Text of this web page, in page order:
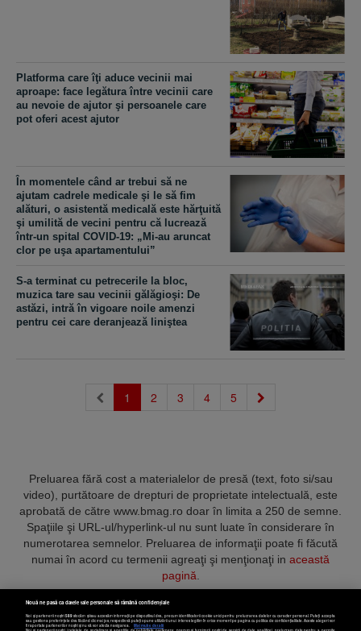
Platforma care îţi aduce vecinii mai
aproape: face legătura între vecinii care
au nevoie de ajutor şi persoanele care
pot oferi acest ajutor
În momentele când ar trebui să ne
ajutam cadrele medicale şi le să fim
alături, o asistentă medicală este hărţuită
şi umilită de vecini pentru că lucrează
într-un spital COVID-19: „Mi-au aruncat
clor pe uşa apartamentului”
S-a terminat cu petrecerile la bloc,
muzica tare sau vecinii gălăgioşi: De
astăzi, intră în vigoare noile amenzi
pentru cei care deranjează liniştea
1 (current)
2 3 4 5
Preluarea fără cost a materialelor de presă (text, foto si/sau
video), purtătoare de drepturi de proprietate intelectuală, este
aprobată de către www.bmag.ro doar în limita a 250 de semne.
Spaţiile şi URL-ul/hyperlink-ul nu sunt luate în considerare în
numerotarea semnelor. Preluarea de informaţii poate fi făcută
numai în acord cu termenii agreaţi şi menţionaţi in această
pagină.
Nouă ne pasă ca datele tale personale să rămână confidențiale
Noi și partenerii noștri589stocăm și/sau accesăm informații pe dispozitivul dvs., precum identificatorii cookie unici pentru prelucrarea datelor cu caracter personal. Puteți accepta
sau gestiona preferințele dvs. făcând clic mai jos, respectiv vă puteți opune utilizării unui interes legitim în orice moment pe pagina cu politica de confidențialitate. Aceste alegeri vor
fi raportate partenerilor noștri și nu vă vor afecta navigarea.
Mai multe detalii
Noi si partenerii nostri (retelele de socializare si agentiile de publicitate partenere, precum si furnizorii nostri de servicii de date analitice) prelucram date pentru a permite